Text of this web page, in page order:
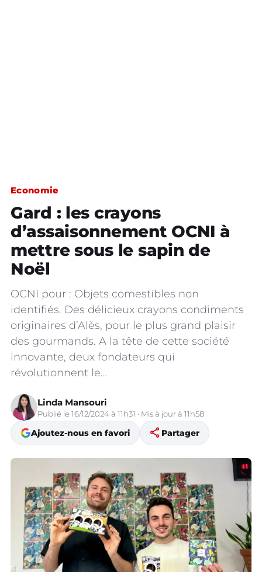
Economie
Gard : les crayons
d’assaisonnement OCNI à
mettre sous le sapin de
Noël
OCNI pour : Objets comestibles non
identifiés. Des délicieux crayons condiments
originaires d’Alès, pour le plus grand plaisir
des gourmands. A la tête de cette société
innovante, deux fondateurs qui
révolutionnent le…
Linda Mansouri
Publié le 16/12/2024 à 11h31 · Mis à jour à 11h58
Ajoutez-nous en favori share Partager